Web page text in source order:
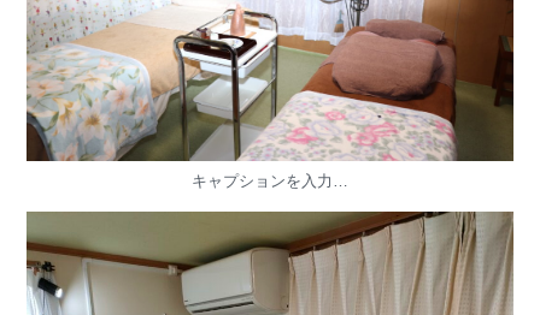
キャプションを入力…